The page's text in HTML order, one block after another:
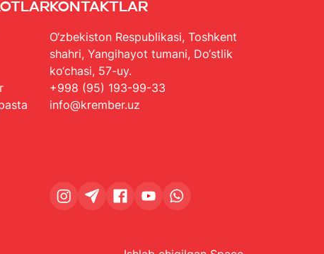
Kontaktlar
O‘zbekiston Respublikasi, Toshkent
shahri, Yangihayot tumani, Do‘stlik
ko‘chasi, 57-uy.
+998 (95) 193-99-33
info@krember.uz